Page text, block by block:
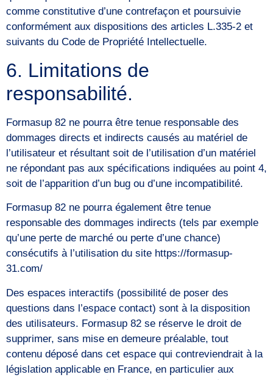
comme constitutive d’une contrefaçon et poursuivie
conformément aux dispositions des articles L.335-2 et
suivants du Code de Propriété Intellectuelle.
6. Limitations de
responsabilité.
Formasup 82 ne pourra être tenue responsable des
dommages directs et indirects causés au matériel de
l’utilisateur et résultant soit de l’utilisation d’un matériel
ne répondant pas aux spécifications indiquées au point 4,
soit de l’apparition d’un bug ou d’une incompatibilité.
Formasup 82 ne pourra également être tenue
responsable des dommages indirects (tels par exemple
qu’une perte de marché ou perte d’une chance)
consécutifs à l’utilisation du site https://formasup-
31.com/
Des espaces interactifs (possibilité de poser des
questions dans l’espace contact) sont à la disposition
des utilisateurs. Formasup 82 se réserve le droit de
supprimer, sans mise en demeure préalable, tout
contenu déposé dans cet espace qui contreviendrait à la
législation applicable en France, en particulier aux